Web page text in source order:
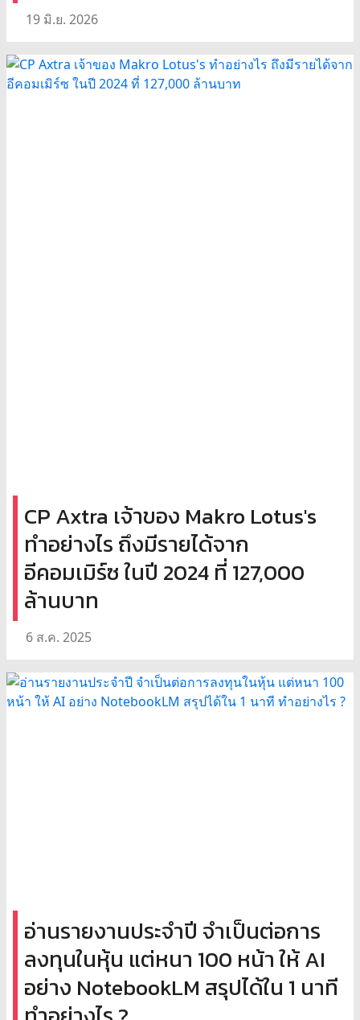
19 มิ.ย. 2026
CP Axtra เจ้าของ Makro Lotus's
ทำอย่างไร ถึงมีรายได้จาก
อีคอมเมิร์ซ ในปี 2024 ที่ 127,000
ล้านบาท
6 ส.ค. 2025
อ่านรายงานประจำปี จำเป็นต่อการ
ลงทุนในหุ้น แต่หนา 100 หน้า ให้ AI
อย่าง NotebookLM สรุปได้ใน 1 นาที